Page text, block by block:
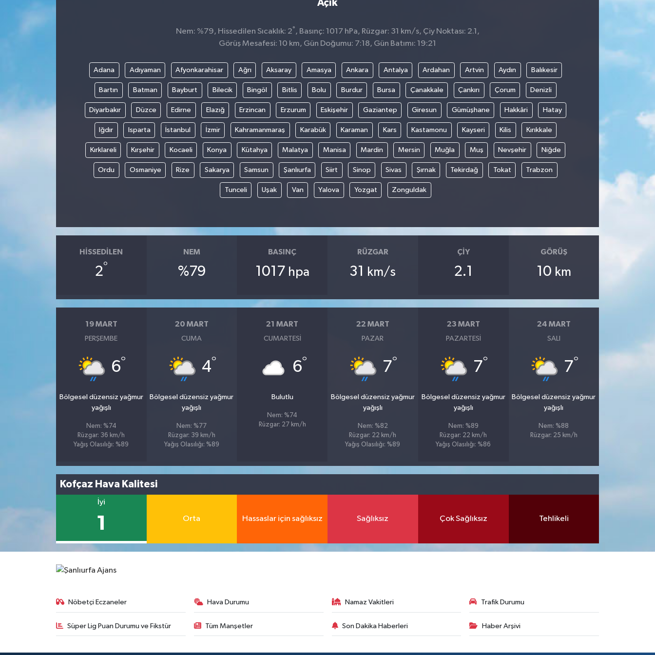
Açık
Nem: %79, Hissedilen Sıcaklık: 2° , Basınç: 1017 hPa, Rüzgar: 31 km/s, Çiy Noktası: 2.1,
Görüş Mesafesi: 10 km, Gün Doğumu: 7:18, Gün Batımı: 19:21
Adana Adıyaman Afyonkarahisar Ağrı Aksaray Amasya Ankara Antalya Ardahan Artvin Aydın Balıkesir
Bartın Batman Bayburt Bilecik Bingöl Bitlis Bolu Burdur Bursa Çanakkale Çankırı Çorum Denizli
Diyarbakır Düzce Edirne Elazığ Erzincan Erzurum Eskişehir Gaziantep Giresun Gümüşhane Hakkâri Hatay
Iğdır Isparta İstanbul İzmir Kahramanmaraş Karabük Karaman Kars Kastamonu Kayseri Kilis Kırıkkale
Kırklareli Kırşehir Kocaeli Konya Kütahya Malatya Manisa Mardin Mersin Muğla Muş Nevşehir Niğde
Ordu Osmaniye Rize Sakarya Samsun Şanlıurfa Siirt Sinop Sivas Şırnak Tekirdağ Tokat Trabzon
Tunceli Uşak Van Yalova Yozgat Zonguldak
HISSEDILEN
2°
NEM
%79
BASINÇ
1017 hpa
RÜZGAR
31 km/s
ÇIY
2.1
GÖRÜŞ
10 km
19 MART
PERŞEMBE
6°
Bölgesel düzensiz yağmur
yağışlı
Nem: %74
Rüzgar: 36 km/h
Yağış Olasılığı: %89
20 MART
CUMA
4°
Bölgesel düzensiz yağmur
yağışlı
Nem: %77
Rüzgar: 39 km/h
Yağış Olasılığı: %89
21 MART
CUMARTESI
6°
Bulutlu
Nem: %74
Rüzgar: 27 km/h
22 MART
PAZAR
7°
Bölgesel düzensiz yağmur
yağışlı
Nem: %82
Rüzgar: 22 km/h
Yağış Olasılığı: %89
23 MART
PAZARTESI
7°
Bölgesel düzensiz yağmur
yağışlı
Nem: %89
Rüzgar: 22 km/h
Yağış Olasılığı: %86
24 MART
SALI
7°
Bölgesel düzensiz yağmur
yağışlı
Nem: %88
Rüzgar: 25 km/h
Kofçaz Hava Kalitesi
İyi
1 Orta Hassaslar için sağlıksız Sağlıksız Çok Sağlıksız Tehlikeli
Nöbetçi Eczaneler Hava Durumu Namaz Vakitleri Trafik Durumu
Süper Lig Puan Durumu ve Fikstür Tüm Manşetler Son Dakika Haberleri Haber Arşivi